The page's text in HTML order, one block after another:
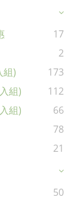
17
2
組)
173
組)
112
組)
66
78
21
50